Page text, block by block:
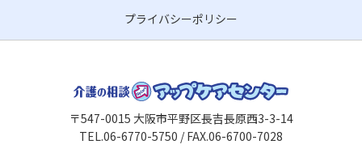
プライバシーポリシー
〒547-0015 大阪市平野区長吉長原西3-3-14
TEL.06-6770-5750 / FAX.06-6700-7028